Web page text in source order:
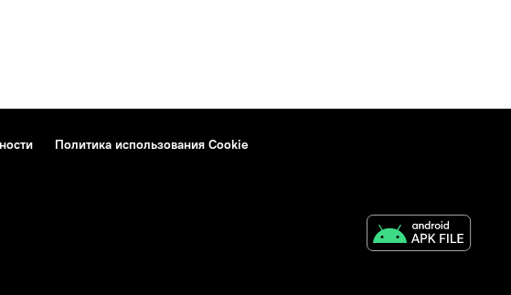
Политика использования Cookie